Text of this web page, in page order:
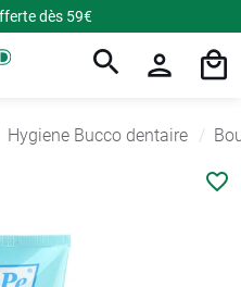
dès 59€
Hygiene Bucco dentaire